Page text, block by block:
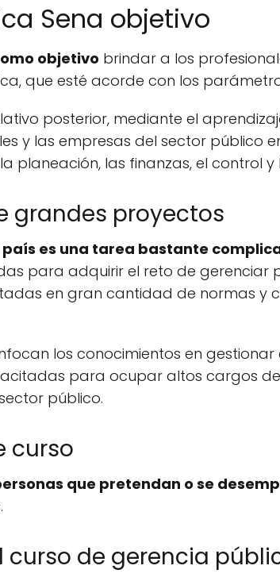
Sena objetivo
objetivo brindar a los
que esté acorde con los
posterior, mediante el
y las empresas del sector público
planeación, las finanzas, el control y
grandes proyectos
es una tarea bastante
para adquirir el reto de gerenciar
en gran cantidad de normas y
los conocimientos en
para ocupar altos cargos
público.
curso
que pretendan o se
curso de gerencia